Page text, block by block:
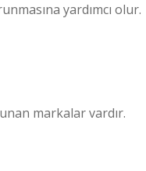
yardımcı olur.
markalar vardır.